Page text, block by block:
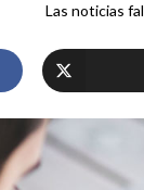
Las noticias